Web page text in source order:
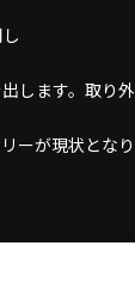
します。取り外
ーが現状となり